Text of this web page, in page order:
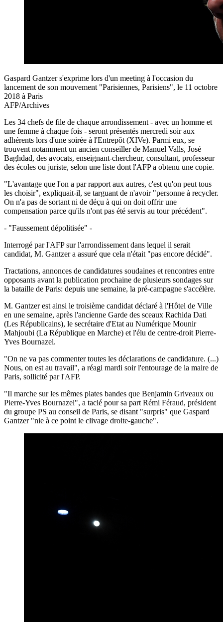
Gaspard Gantzer s'exprime lors d'un meeting à l'occasion du
lancement de son mouvement "Parisiennes, Parisiens", le 11 octobre
2018 à Paris
AFP/Archives
Les 34 chefs de file de chaque arrondissement - avec un homme et
une femme à chaque fois - seront présentés mercredi soir aux
adhérents lors d'une soirée à l'Entrepôt (XIVe). Parmi eux, se
trouvent notamment un ancien conseiller de Manuel Valls, José
Baghdad, des avocats, enseignant-chercheur, consultant, professeur
des écoles ou juriste, selon une liste dont l'AFP a obtenu une copie.
"L'avantage que l'on a par rapport aux autres, c'est qu'on peut tous
les choisir", expliquait-il, se targuant de n'avoir "personne à recycler.
On n'a pas de sortant ni de déçu à qui on doit offrir une
compensation parce qu'ils n'ont pas été servis au tour précédent".
- "Faussement dépolitisée" -
Interrogé par l'AFP sur l'arrondissement dans lequel il serait
candidat, M. Gantzer a assuré que cela n'était "pas encore décidé".
Tractations, annonces de candidatures soudaines et rencontres entre
opposants avant la publication prochaine de plusieurs sondages sur
la bataille de Paris: depuis une semaine, la pré-campagne s'accélère.
M. Gantzer est ainsi le troisième candidat déclaré à l'Hôtel de Ville
en une semaine, après l'ancienne Garde des sceaux Rachida Dati
(Les Républicains), le secrétaire d'Etat au Numérique Mounir
Mahjoubi (La République en Marche) et l'élu de centre-droit Pierre-
Yves Bournazel.
"On ne va pas commenter toutes les déclarations de candidature. (...)
Nous, on est au travail", a réagi mardi soir l'entourage de la maire de
Paris, sollicité par l'AFP.
"Il marche sur les mêmes plates bandes que Benjamin Griveaux ou
Pierre-Yves Bournazel", a taclé pour sa part Rémi Féraud, président
du groupe PS au conseil de Paris, se disant "surpris" que Gaspard
Gantzer "nie à ce point le clivage droite-gauche".